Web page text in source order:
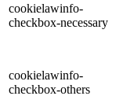
cookielawinfo-
checkbox-necessary
cookielawinfo-
checkbox-others